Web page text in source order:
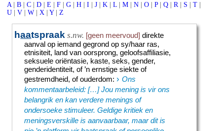
A | B | C | D | E | F | G | H | I | J | K | L | M | N | O | P | Q | R | S | T |
U | V | W | X | Y | Z
haatspraak s.nw. [geen meervoud] direkte
aanval op iemand gegrond op sy/haar ras,
etnisiteit, land van oorsprong, geloofsaffiliasie,
seksuele oriëntasie, kaste, seks, gender,
genderidentiteit, of ’n ernstige siekte of
gestremdheid, of ouderdom:› Ons
kommentaarbeleid: […] Jou mening is vir ons
belangrik en kan verdere menings of
ondersoeke stimuleer. Geldige kritiek en
meningsverskille is aanvaarbaar, maar dit is